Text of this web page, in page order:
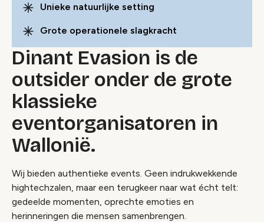
Unieke natuurlijke setting
Grote operationele slagkracht
Dinant Evasion is de
outsider onder de grote
klassieke
eventorganisatoren in
Wallonië.
Wij bieden authentieke events. Geen indrukwekkende
hightechzalen, maar een terugkeer naar wat écht telt:
gedeelde momenten, oprechte emoties en
herinneringen die mensen samenbrengen.